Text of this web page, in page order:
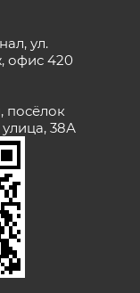
ул.
офис 420
посёлок
38А